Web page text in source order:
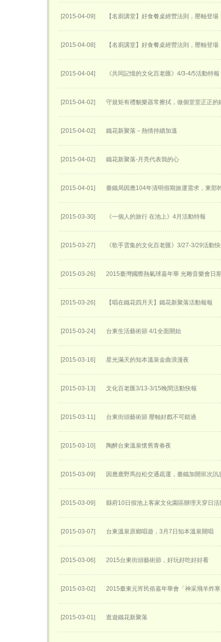
[2015-04-09] 【名廚講堂】好食餐桌經營法則，壓軸登場
[2015-04-08] 【名廚講堂】好食餐桌經營法則，壓軸登場
[2015-04-04] 《共同記憶的文化百老匯》4/3-4/5活動特報
[2015-04-02] 守規矩有禮貌樂器常擦拭，做個堂堂正正的
[2015-04-02] 鐵花新聚落－熱情持續加溫
[2015-04-02] 鐵花新聚落-月亮代表我的心
[2015-04-01] 臺鐵局因應104年清明假期旅運需求，東部
[2015-03-30] 《一個人的旅行 在池上》4月活動特報
[2015-03-27] 《歌手雲集的文化百老匯》3/27-3/29活動
[2015-03-26] 2015臺灣國際熱氣球嘉年華 光雕音樂會日
[2015-03-26] 【唱在鐵花四月天】鐵花新聚落活動報報
[2015-03-24] 台東生活藝術節 4/1全面開始
[2015-03-16] 星光滿天的知本溫泉金曲浪漫夜
[2015-03-13] 文化百老匯3/13-3/15晚間活動快報
[2015-03-11] 台東街頭藝術節 壓軸好戲不可錯過
[2015-03-10] 陶醉台東溫泉懷舊青春夜
[2015-03-09] 因應鹿野馬拉松交通疏運，臺鐵加開班次訊
[2015-03-09] 縣府10日假池上客家文化園區辦理天穿日活
[2015-03-07] 台東溫泉原鄉唱遊，3月7日知本溫泉開唱
[2015-03-06] 2015台東街頭藝術節，好玩好吃好好看
[2015-03-02] 2015臺東元宵民俗嘉年華會「神采飛羊炸
[2015-03-01] 逛遊鐵花新聚落